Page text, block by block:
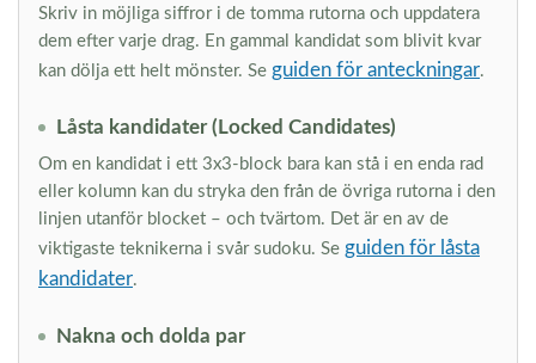
Skriv in möjliga siffror i de tomma rutorna och uppdatera
dem efter varje drag. En gammal kandidat som blivit kvar
kan dölja ett helt mönster. Se guiden för anteckningar.
Låsta kandidater (Locked Candidates)
Om en kandidat i ett 3x3-block bara kan stå i en enda rad
eller kolumn kan du stryka den från de övriga rutorna i den
linjen utanför blocket – och tvärtom. Det är en av de
viktigaste teknikerna i svår sudoku. Se guiden för låsta
kandidater.
Nakna och dolda par